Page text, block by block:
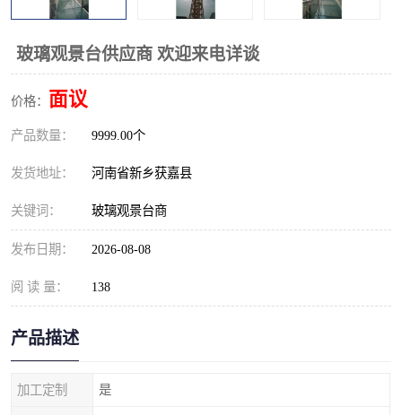
玻璃观景台供应商 欢迎来电详谈
价格： 面议
产品数量： 9999.00个
发货地址： 河南省新乡获嘉县
关键词： 玻璃观景台商
发布日期： 2026-08-08
阅 读 量： 138
产品描述
加工定制 是
音乐呐喊设备
玻璃栈道